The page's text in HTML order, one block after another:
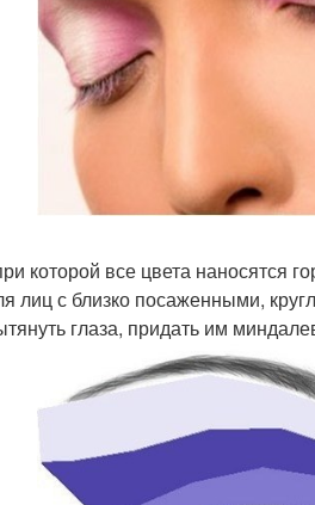
которой все цвета наносятся
лиц с близко посаженными,
глаза, придать им